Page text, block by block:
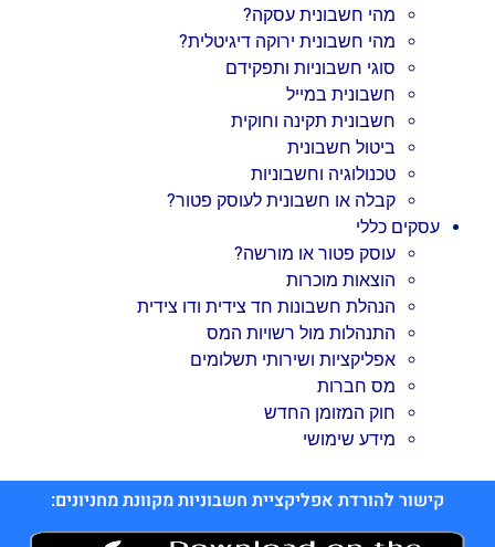
מהי חשבונית עסקה?
מהי חשבונית ירוקה דיגיטלית?
סוגי חשבוניות ותפקידם
חשבונית במייל
חשבונית תקינה וחוקית
ביטול חשבונית
טכנולוגיה וחשבוניות
קבלה או חשבונית לעוסק פטור?
עסקים כללי
עוסק פטור או מורשה?
הוצאות מוכרות
הנהלת חשבונות חד צידית ודו צידית
התנהלות מול רשויות המס
אפליקציות ושירותי תשלומים
מס חברות
חוק המזומן החדש
מידע שימושי
קישור להורדת אפליקציית חשבוניות מקוונת מחניונים: